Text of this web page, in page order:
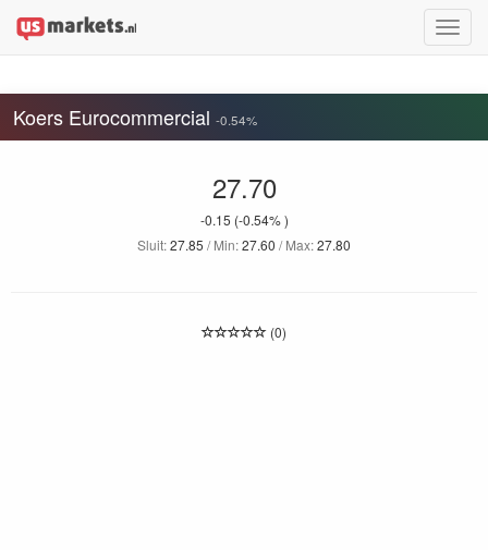
Toggle
Koers Eurocommercial -0.54%
27.70
-0.15 (-0.54% )
Sluit:27.85 / Min:27.60 / Max:27.80
(0)